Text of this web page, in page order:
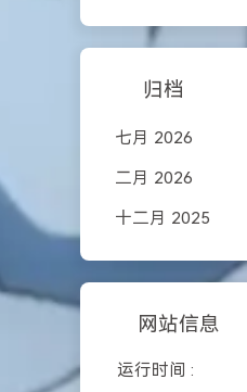
归档
七月 2026
二月 2026
十二月 2025
网站信息
运行时间 :